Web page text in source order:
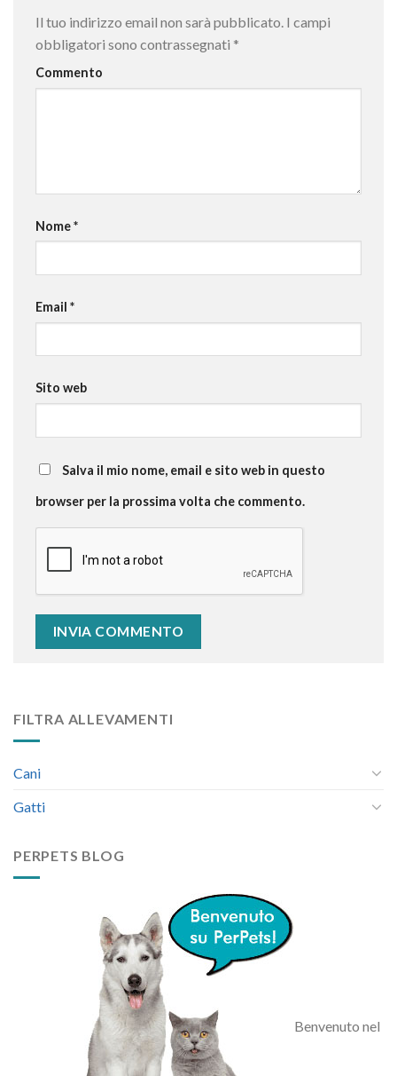
Il tuo indirizzo email non sarà pubblicato. I campi
obbligatori sono contrassegnati *
Commento
Nome*
Email *
Sito web
Salva il mio nome, email e sito web in questo
browser per la prossima volta che commento.
FILTRA ALLEVAMENTI
Cani
Gatti
PERPETS BLOG
Benvenuto nel